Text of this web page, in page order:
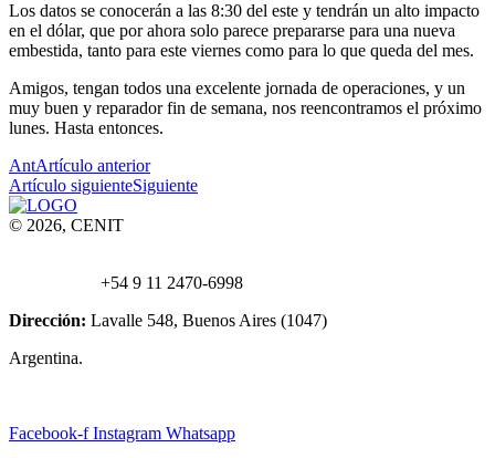
Los datos se conocerán a las 8:30 del este y tendrán un alto impacto
en el dólar, que por ahora solo parece prepararse para una nueva
embestida, tanto para este viernes como para lo que queda del mes.
Amigos, tengan todos una excelente jornada de operaciones, y un
muy buen y reparador fin de semana, nos reencontramos el próximo
lunes. Hasta entonces.
AntArtículo anterior
Artículo siguienteSiguiente
© 2026, CENIT
+54 9 11 2470-6998
Dirección: Lavalle 548, Buenos Aires (1047)
Argentina.
Facebook-f Instagram Whatsapp